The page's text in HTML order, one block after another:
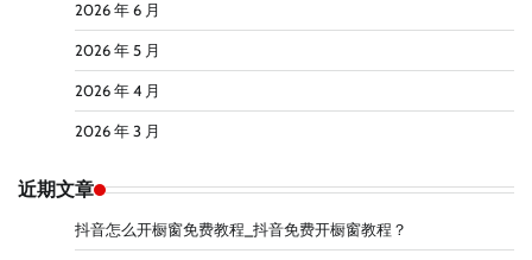
2026 年 6 月
2026 年 5 月
2026 年 4 月
2026 年 3 月
近期文章
抖音怎么开橱窗免费教程_抖音免费开橱窗教程？